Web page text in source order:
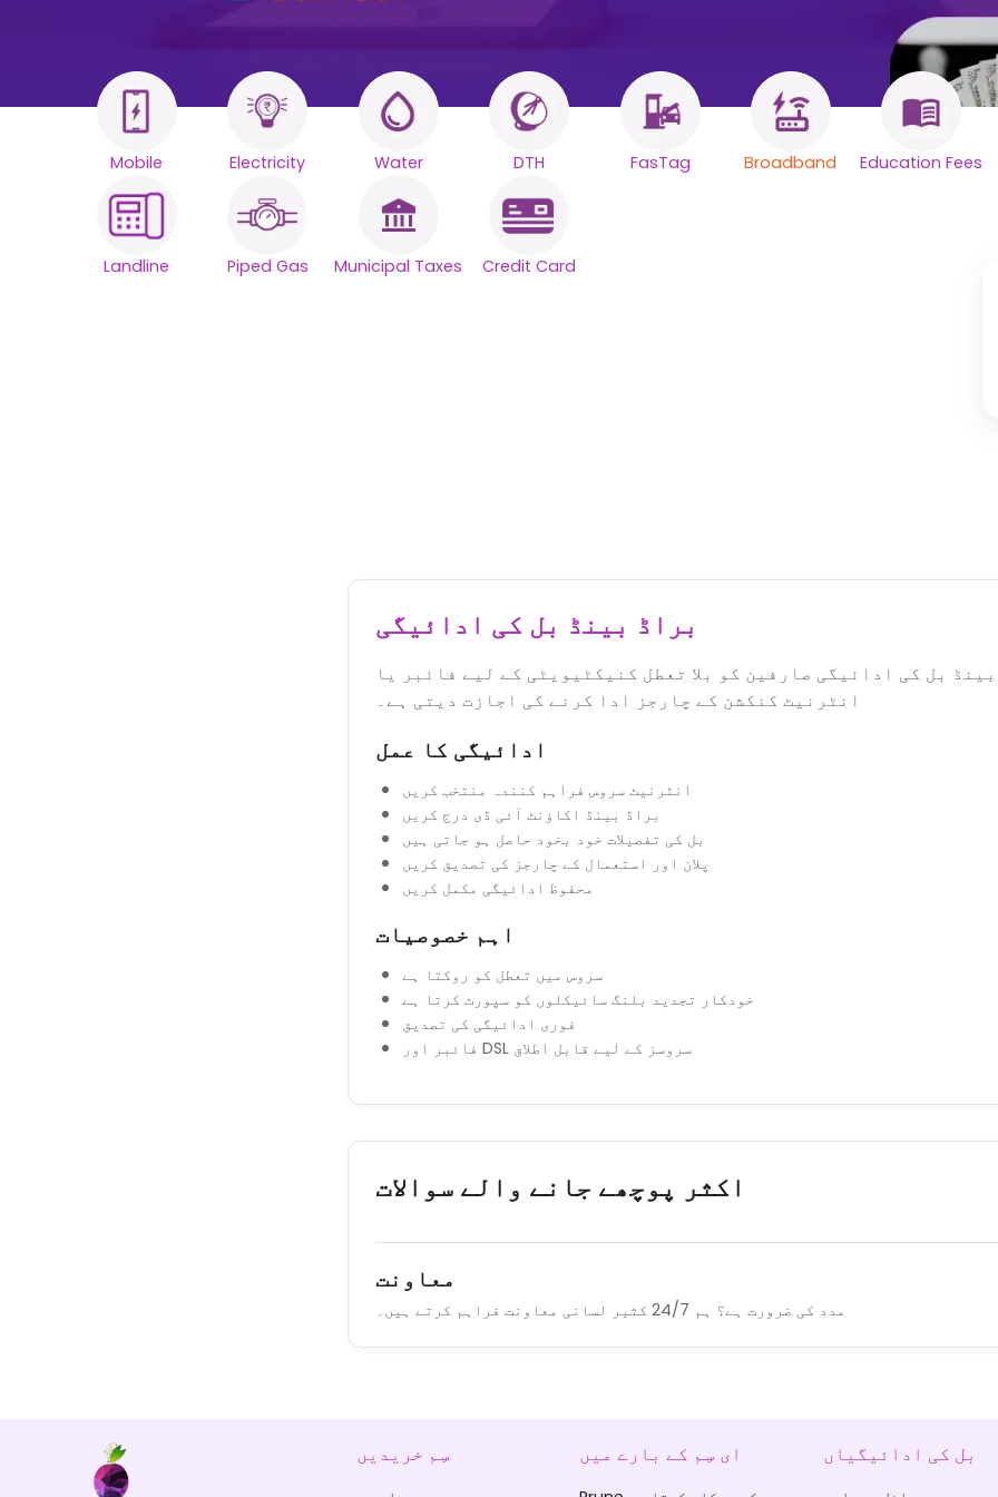
آپ کے تمام بل۔
ایک سمارٹ پلیٹ
Mobile Electricity Water DTH FasTag Broadband Education Fees
Landline Piped Gas Municipal Taxes Credit Card
براڈ بینڈ بل کی ادائیگی
بینڈ بل کی ادائیگی صارفین کو بلا تعطل کنیکٹیویٹی کے لیے فائبر یا
انٹرنیٹ کنکشن کے چارجز ادا کرنے کی اجازت دیتی ہے۔
ادائیگی کا عمل
انٹرنیٹ سروس فراہم کنندہ منتخب کریں
براڈ بینڈ اکاؤنٹ آئی ڈی درج کریں
بل کی تفصیلات خود بخود حاصل ہو جاتی ہیں
پلان اور استعمال کے چارجز کی تصدیق کریں
محفوظ ادائیگی مکمل کریں
اہم خصوصیات
سروس میں تعطل کو روکتا ہے
خودکار تجدید بلنگ سائیکلوں کو سپورٹ کرتا ہے
فوری ادائیگی کی تصدیق
فائبر اور DSL سروسز کے لیے قابل اطلاق
اکثر پوچھے جانے والے سوالات
معاونت
مدد کی ضرورت ہے؟ ہم 24/7 کثیر لسانی معاونت فراہم کرتے ہیں۔
سِم خریدیں ای سِم کے بارے میں بل کی ادائیگیاں